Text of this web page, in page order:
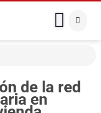
de la red
en